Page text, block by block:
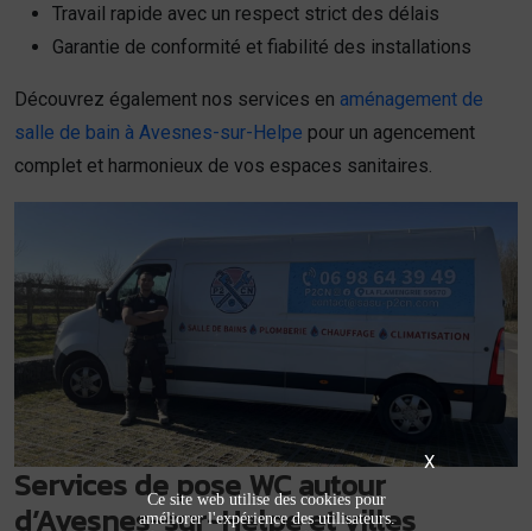
Travail rapide avec un respect strict des délais
Garantie de conformité et fiabilité des installations
Découvrez également nos services en aménagement de
salle de bain à Avesnes-sur-Helpe pour un agencement
complet et harmonieux de vos espaces sanitaires.
Services de pose WC autour
d’Avesnes-sur-Helpe et villes
X
Ce site web utilise des cookies pour
améliorer l'expérience des utilisateurs.